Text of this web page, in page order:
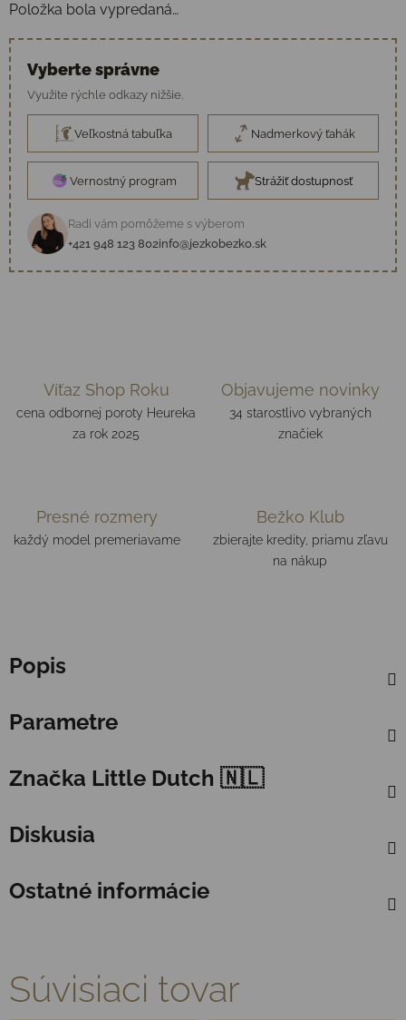
Položka bola vypredaná…
Vyberte správne
Využite rýchle odkazy nižšie.
Veľkostná tabuľka Nadmerkový ťahák
Vernostný program Strážiť dostupnosť
Radi vám pomôžeme s výberom
+421 948 123 802info@jezkobezko.sk
Víťaz Shop Roku
cena odbornej poroty Heureka
za rok 2025
Objavujeme novinky
34 starostlivo vybraných
značiek
Presné rozmery
každý model premeriavame
Bežko Klub
zbierajte kredity, priamu zľavu
na nákup
Popis
Parametre
Značka Little Dutch 🇳🇱
Diskusia
Ostatné informácie
Súvisiaci tovar